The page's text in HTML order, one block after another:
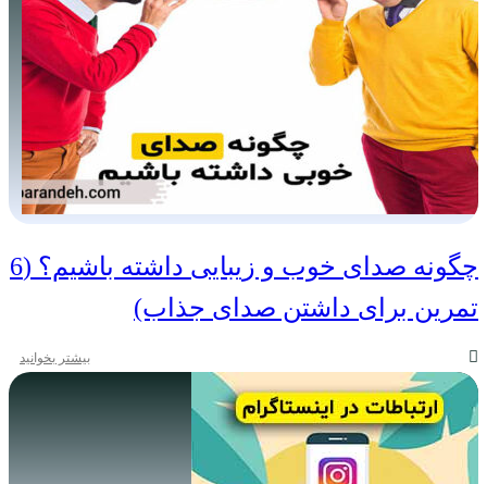
چگونه صدای خوب و زیبایی داشته باشیم؟ (6
تمرین برای داشتن صدای جذاب)
بیشتر بخوانید